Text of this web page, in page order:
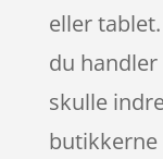
eller
du
skulle
butikkerne